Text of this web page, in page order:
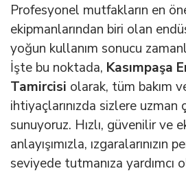
Profesyonel mutfakların en
ekipmanlarından biri olan
yoğun kullanım sonucu
İşte bu noktada, Kasımpaşa
Tamircisi olarak, tüm bakım
ihtiyaçlarınızda sizlere uzman
sunuyoruz. Hızlı, güvenilir ve
anlayışımızla, ızgaralarınızın
seviyede tutmanıza yardımcı